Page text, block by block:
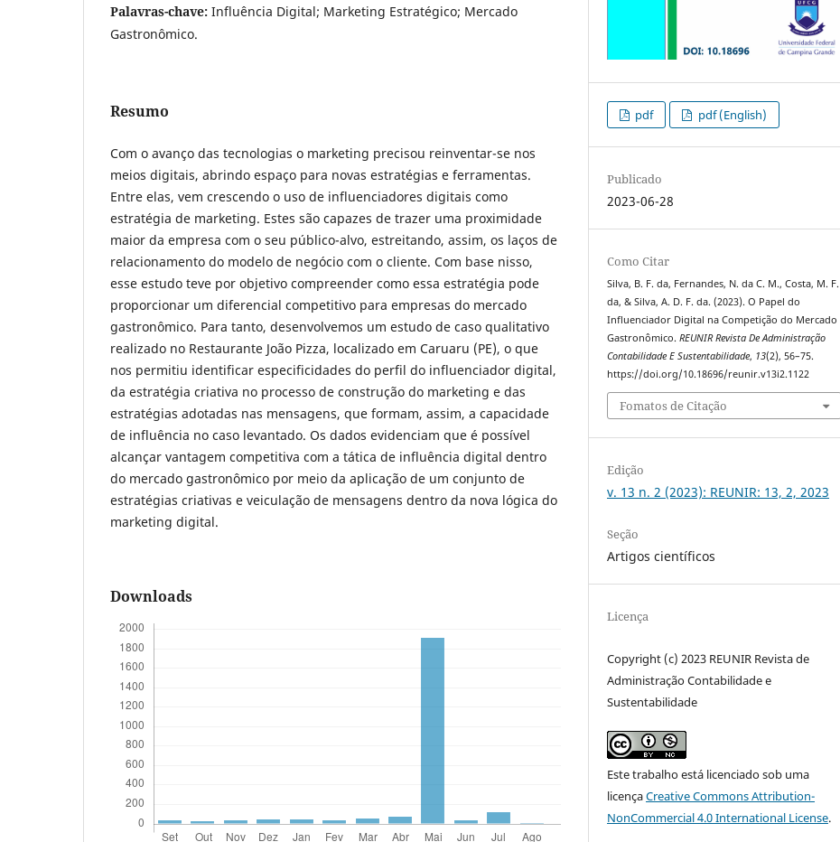
Palavras-chave: Influência Digital; Marketing Estratégico; Mercado
Gastronômico.
Resumo
Com o avanço das tecnologias o marketing precisou reinventar-se nos
meios digitais, abrindo espaço para novas estratégias e ferramentas.
Entre elas, vem crescendo o uso de influenciadores digitais como
estratégia de marketing. Estes são capazes de trazer uma proximidade
maior da empresa com o seu público-alvo, estreitando, assim, os laços de
relacionamento do modelo de negócio com o cliente. Com base nisso,
esse estudo teve por objetivo compreender como essa estratégia pode
proporcionar um diferencial competitivo para empresas do mercado
gastronômico. Para tanto, desenvolvemos um estudo de caso qualitativo
realizado no Restaurante João Pizza, localizado em Caruaru (PE), o que
nos permitiu identificar especificidades do perfil do influenciador digital,
da estratégia criativa no processo de construção do marketing e das
estratégias adotadas nas mensagens, que formam, assim, a capacidade
de influência no caso levantado. Os dados evidenciam que é possível
alcançar vantagem competitiva com a tática de influência digital dentro
do mercado gastronômico por meio da aplicação de um conjunto de
estratégias criativas e veiculação de mensagens dentro da nova lógica do
marketing digital.
Downloads
pdf pdf (English)
Publicado
2023-06-28
Como Citar
Silva, B. F. da, Fernandes, N. da C. M., Costa, M. F.
da, & Silva, A. D. F. da. (2023). O Papel do
Influenciador Digital na Competição do Mercado
Gastronômico.REUNIR Revista De Administração
Contabilidade E Sustentabilidade, 13(2), 56–75.
https://doi.org/10.18696/reunir.v13i2.1122
Fomatos de Citação
Edição
v. 13 n. 2 (2023): REUNIR: 13, 2, 2023
Seção
Artigos científicos
Licença
Copyright (c) 2023 REUNIR Revista de
Administração Contabilidade e
Sustentabilidade
Este trabalho está licenciado sob uma
licençaCreative Commons Attribution-
NonCommercial 4.0 International License.